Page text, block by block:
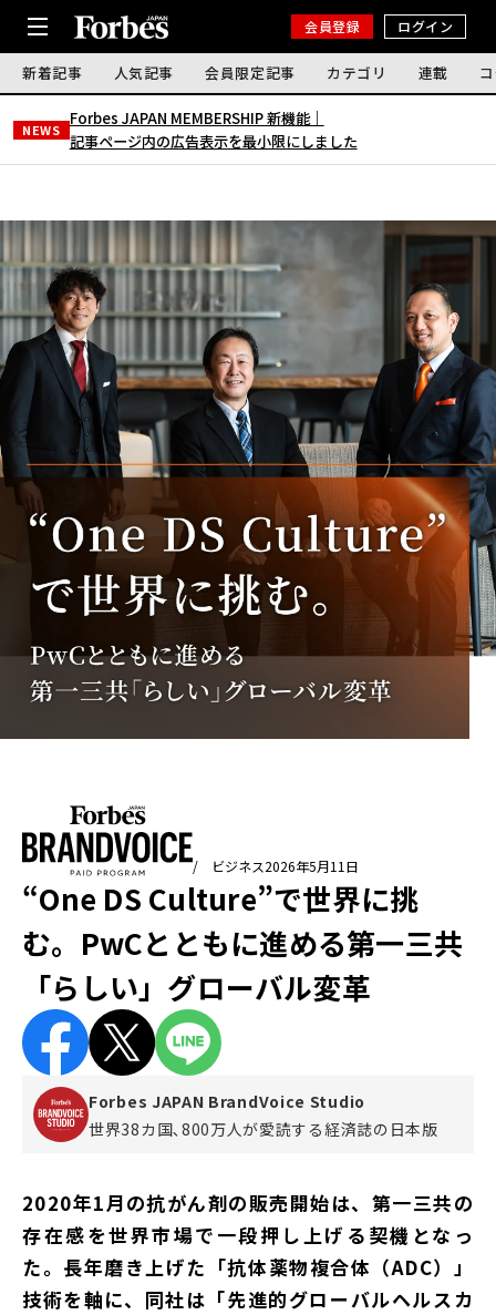
会員登録 ログイン
新着記事 人気記事 会員限定記事 カテゴリ 連載
NEWS
Forbes JAPAN MEMBERSHIP 新機能｜
記事ページ内の広告表示を最小限にしました
/ ビジネス2026年5月11日
“One DS Culture”で世界に挑
む。PwCとともに進める第一三共
「らしい」グローバル変革
Forbes JAPAN BrandVoice Studio
世界38カ国､800万人が愛読する 経済誌の日本版
2020年1月の抗がん剤の販売開始は、第一三共の
存在感を世界市場で一段押し上げる契機となっ
た。長年磨き上げた「抗体薬物複合体（ADC）」
技術を軸に、同社は「先進的グローバルヘルスカ